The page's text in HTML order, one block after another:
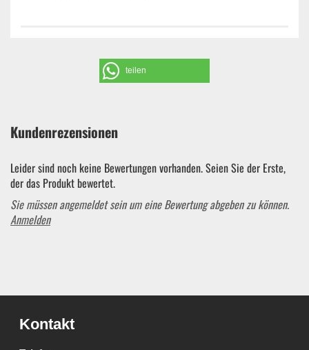
teilen
Kundenrezensionen
Leider sind noch keine Bewertungen vorhanden. Seien Sie der Erste,
der das Produkt bewertet.
Sie müssen angemeldet sein um eine Bewertung abgeben zu können.
Anmelden
Kontakt